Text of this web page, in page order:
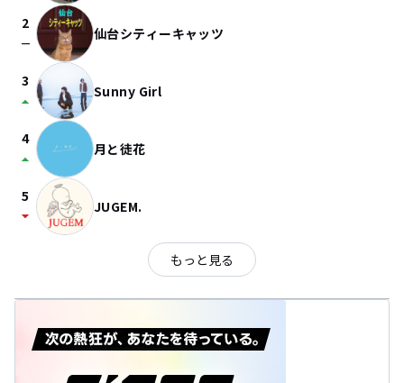
2
check_indeterminate_small 仙台シティーキャッツ
3
arrow_drop_up Sunny Girl
4
arrow_drop_up 月と徒花
5
arrow_drop_down JUGEM.
もっと見る